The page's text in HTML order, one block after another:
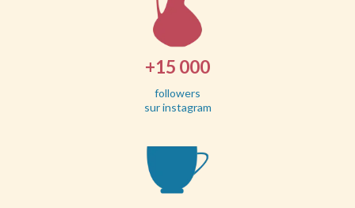
+15 000
followers
sur instagram